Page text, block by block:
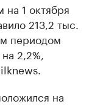
1 октября
213,2 тыс.
периодом
2,2%,
на